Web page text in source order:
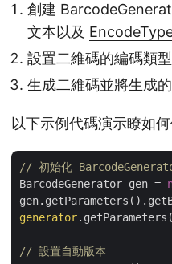
創建
文本以及
設置二維碼的編碼類型
生成二維碼並將生成
以下示例代碼演示瞭如
// 初始化
BarcodeGenerator gen =
generator
// 設置自動版本